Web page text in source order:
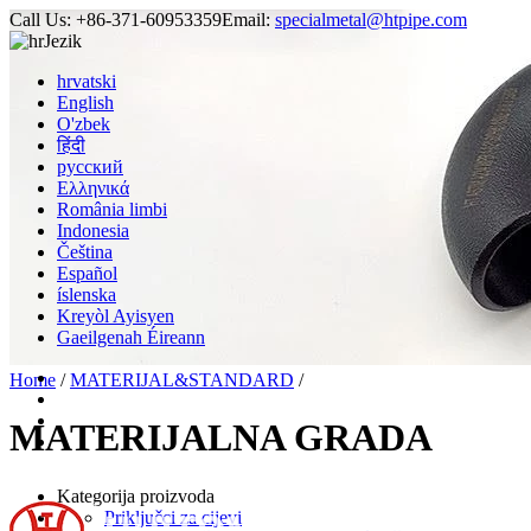
Call Us: +86-371-60953359Email: specialmetal@htpipe.com
Jezik
hrvatski
English
O'zbek
हिंदी
русский
Ελληνικά
România limbi
Indonesia
Čeština
Español
íslenska
Kreyòl Ayisyen
Gaeilgenah Éireann
Home /MATERIJAL&STANDARD /
MATERIJALNA GRADA
Kategorija proizvoda
Priključci za cijevi